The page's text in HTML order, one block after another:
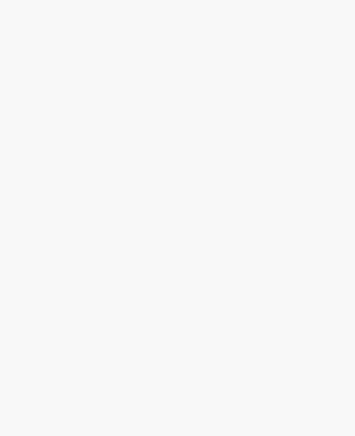
Thổ địa)
tạ ơn Thổ công, Thổ địa đã che chở đất đai gia đình suốt năm. Lễ vật gồm hương hoa, mâm cỗ và vàng
Thổ địa, Long Mạch Tôn thần trông coi suốt năm. Cuối năm, gia chủ làm lễ tạ ơn để cầu đất đai vững bền.
hoặc Tất niên cho tiện.
lễ Ông Táo. Nhiều gia đình chọn ngày tốt riêng, tránh trùng Tam Nương hoặc Nguyệt Kỵ.